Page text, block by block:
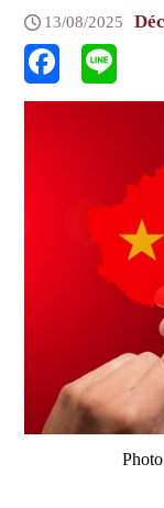
13/08/2025